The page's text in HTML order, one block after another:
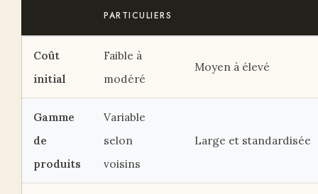
PARTICULIERS
Coût
initial
Faible à
modéré
Moyen à élevé
Gamme
de
produits
Variable
selon
voisins
Large et standardisée